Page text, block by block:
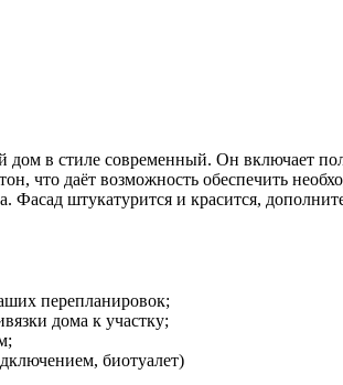
дом в стиле современный. Он включает
что даёт возможность обеспечить
Фасад штукатурится и красится,
перепланировок;
дома к участку;
биотуалет)